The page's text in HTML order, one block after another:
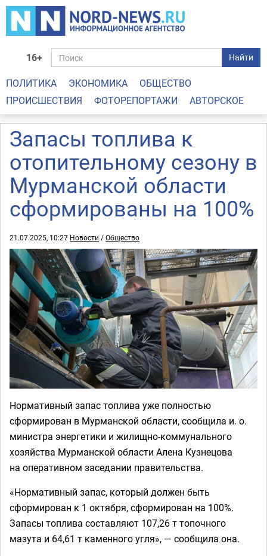
16+ Найти
ПОЛИТИКА ЭКОНОМИКА
ОБЩЕСТВО
ПРОИСШЕСТВИЯ
ФОТОРЕПОРТАЖИ АВТОРСКОЕ
Запасы топлива к
отопительному сезону в
Мурманской области
сформированы на 100%
21.07.2025, 10:27 Новости /Общество
Нормативный запас топлива уже полностью
сформирован в Мурманской области, сообщила и. о.
министра энергетики и жилищно-коммунального
хозяйства Мурманской области Алена Кузнецова
на оперативном заседании правительства.
«Нормативный запас, который должен быть
сформирован к 1 октября, сформирован на 100%.
Запасы топлива составляют 107,26 т топочного
мазута и 64,61 т каменного угля», — сообщила она.